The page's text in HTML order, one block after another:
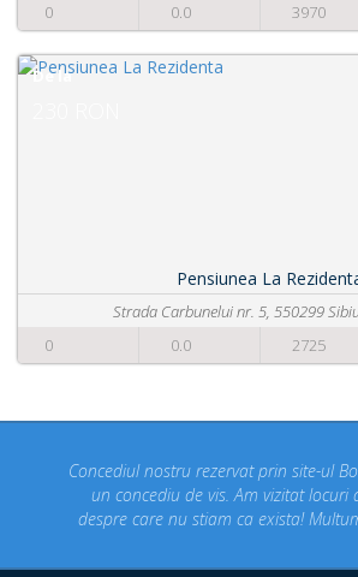
Pensiunea La Rezidenta
nr. 5, 550299 Sibiu, România
rezervat prin site-ul BookFast.ro a fost
de vis. Am vizitat locuri din Romania
nu stiam ca exista! Multumim Book Fast!